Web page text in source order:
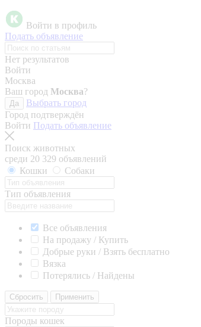
Войти в профиль
Подать объявление
Нет результатов
Войти
Москва
Ваш город Москва?
Да
Выбрать город
Город подтверждён
Войти Подать объявление
Поиск животных
среди 20 329 объявлений
Кошки
Собаки
Тип объявления
Все объявления
На продажу / Купить
Добрые руки / Взять бесплатно
Вязка
Потерялись / Найдены
Сбросить Применить
Породы кошек